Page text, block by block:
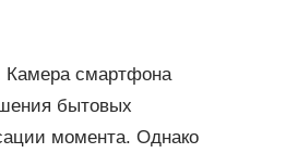
Камера смартфона
бытовых
момента. Однако